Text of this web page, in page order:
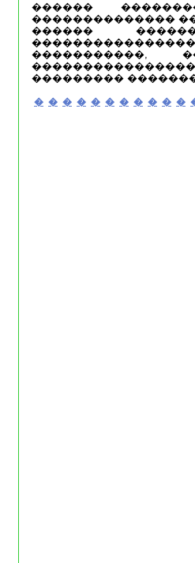
������
��������������
������
�����������,
���������
� � � � � � � � � � �